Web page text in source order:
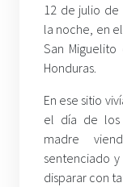
12 de julio de
la noche, en
San
Honduras.
En ese sitio
el día de los
madre
sentenciado
disparar con